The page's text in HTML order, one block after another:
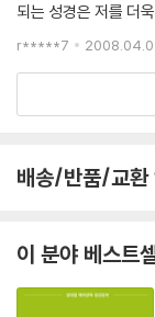
되는 성경은 저를 더욱 회개하게 하
기타 어려운 성경말씀은 저를
r*****7
배송/반품/교환
이 분야 베스트